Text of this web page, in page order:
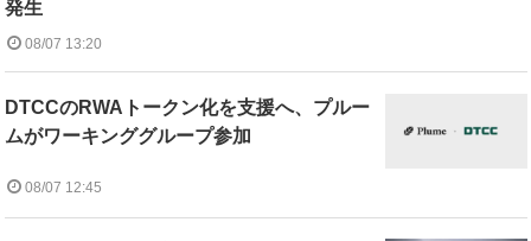
発生
08/07 13:20
DTCCのRWAトークン化を支援へ、プルー
ムがワーキンググループ参加
08/07 12:45